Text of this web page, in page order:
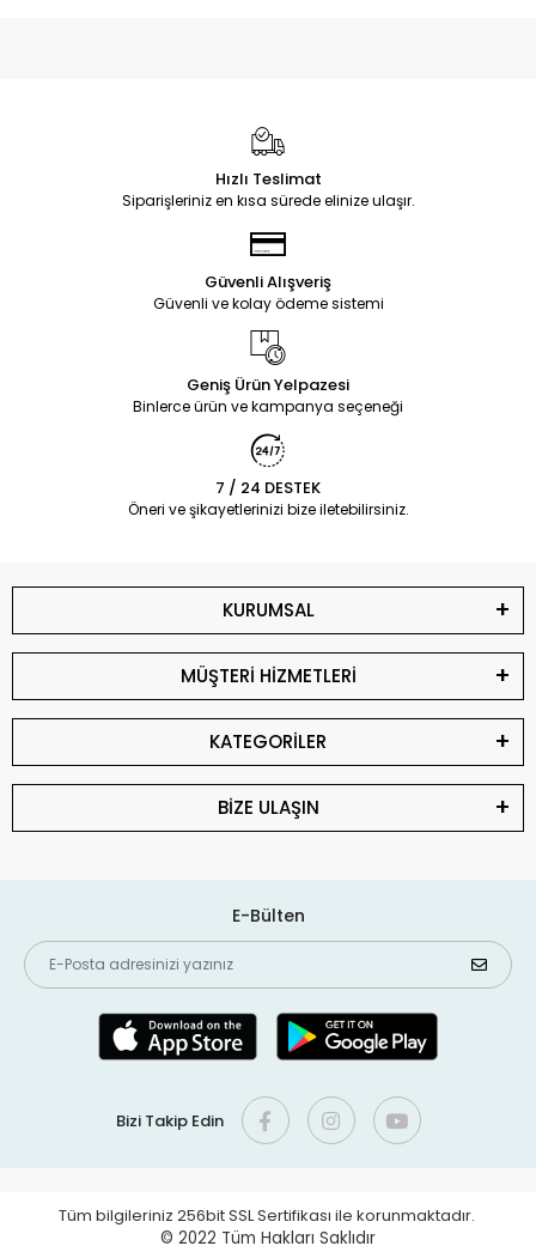
Hızlı Teslimat
Siparişleriniz en kısa sürede elinize ulaşır.
Güvenli Alışveriş
Güvenli ve kolay ödeme sistemi
Geniş Ürün Yelpazesi
Binlerce ürün ve kampanya seçeneği
7 / 24 DESTEK
Öneri ve şikayetlerinizi bize iletebilirsiniz.
KURUMSAL
MÜŞTERİ HİZMETLERİ
KATEGORİLER
BİZE ULAŞIN
E-Bülten
Bizi Takip Edin
Tüm bilgileriniz 256bit SSL Sertifikası ile korunmaktadır.
© 2022 Tüm Hakları Saklıdır